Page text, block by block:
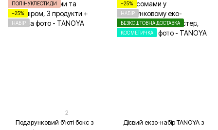
ПОЛІНУКЛЕОТИДИ
−25%
НАБІР
2
Подарунковий бʼюті бокс з
−25%
НАБІР
БЕЗКОШТОВНА ДОСТАВКА
КОСМЕТИЧКА
Дієвий екзо-набір TANOYA з